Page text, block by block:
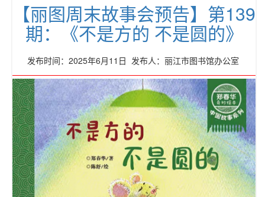
【丽图周末故事会预告】第139
期：《不是方的 不是圆的》
发布时间：2025年6月11日 发布人：丽江市图书馆办公室